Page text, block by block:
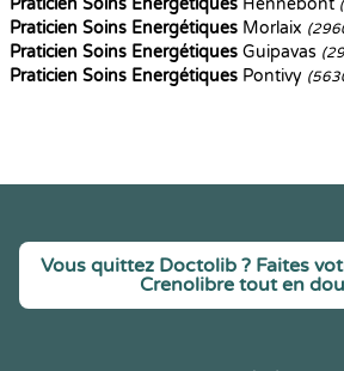
Praticien Soins Energétiques Hennebont
Praticien Soins Energétiques Morlaix
Praticien Soins Energétiques Guipavas
Praticien Soins Energétiques Pontivy
Vous quittez Doctolib ? Faites
Crenolibre tout en